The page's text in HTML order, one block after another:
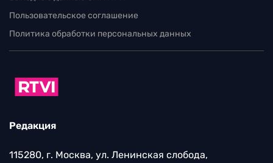
Пользовательское соглашение
Политика обработки персональных данных
Редакция
115280, г. Москва, ул. Ленинская слобода,